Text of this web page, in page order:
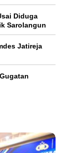
Diduga
Sarolangun
Jatireja